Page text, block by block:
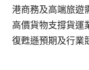
港商務及高端旅遊
高價貨物支撐貨運
復甦遜預期及行業